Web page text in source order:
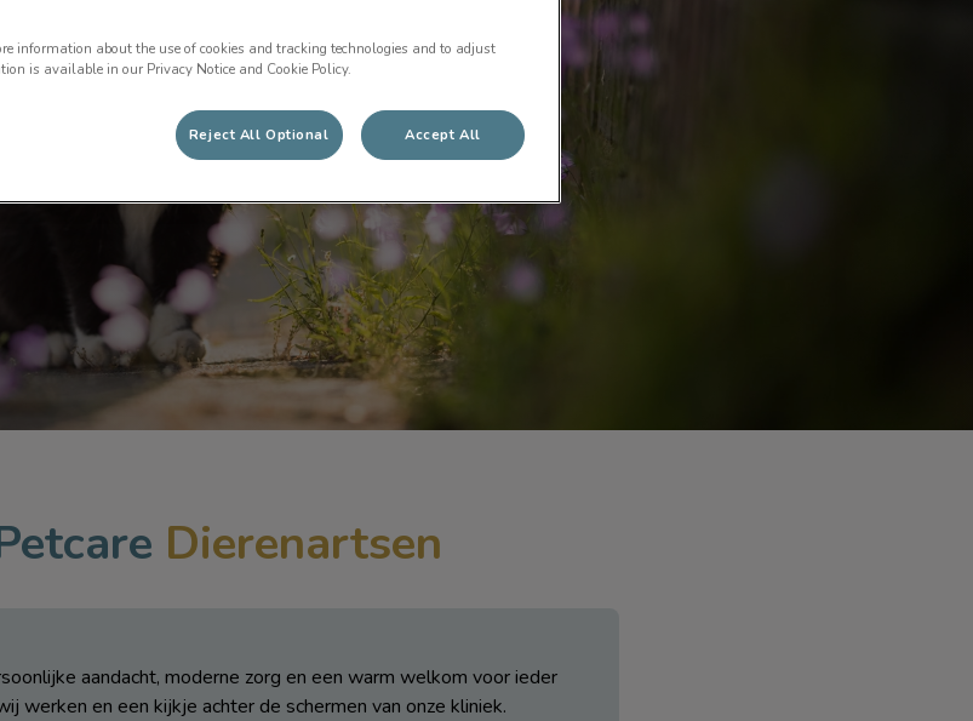
u
Dierenartsen
aandacht, moderne zorg en een warm welkom voor ieder
werken en een kijkje achter de schermen van onze kliniek.
information about the use of cookies and tracking technologies and to adjust
is available in our Privacy Notice and Cookie Policy.
Reject All Optional Accept All